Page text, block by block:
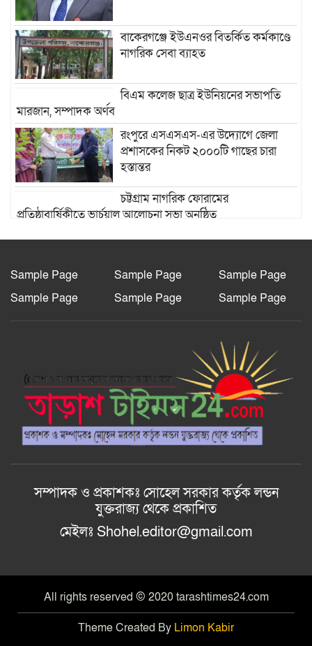
বাকেরগঞ্জে ইউএনওর বিতর্কিত কর্মকাণ্ডে
নাগরিক সেবা ব্যাহত
বিএম কলেজ ছাত্র ইউনিয়নের সভাপতি
মারজান, সম্পাদক অর্ণব
রংপুরে এসএসএস-এর উদ্যোগে জেলা
প্রশাসকের নিকট ২০০০টি গাছের চারা
হস্তান্তর
চট্টগ্রাম নাগরিক ফোরামের
প্রতিষ্ঠাবার্ষিকীতে ভার্চুয়াল আলোচনা সভা অনুষ্ঠিত
“দি ওয়ান পাউন্ড জেনারেল হসপিটাল”
সা‌থে বৃটেনে সাক্ষাৎ বিনিময়
মানবিক সংগঠন সিলেট-চট্টগ্রাম ফ্রেন্ডশিপ
রাজশাহী দুর্গাপুরে ভ্রাম্যমাণ আদালতের
মাধ্যমে হয়রানির অভিযোগ: তদন্তের
আশ্বাস বিভাগীয় কমিশনারের
বাংলাদেশ জাতীয়তাবাদী স্বেচ্ছাসেবক
দলের হরিপুর উপজেলা শাখার নতুন কমিটি
গঠন
আল-ইযহার আইডিয়াল মাদ্রাসায় মেধা
বিকাশ, কুরআন বিতরণ ও ফলাফল প্রকাশ
অনুষ্ঠান ২০২৬ অনুষ্ঠিত।
Sample Page Sample Page
Sample Page
Sample Page
Sample Page Sample Page
সম্পাদক ও প্রকাশকঃ সোহেল সরকার কর্তৃক লন্ডন
যুক্তরাজ্য থেকে প্রকাশিত
মেইলঃ Shohel.editor@gmail.com
All rights reserved © 2020 tarashtimes24.com
Theme Created By Limon Kabir